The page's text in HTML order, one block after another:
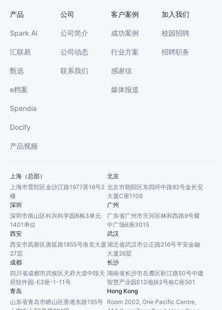
产品
Spark AI
汇联易
甄选
e档案
Spendia
Docify
产品视频
公司
公司简介
公司动态
联系我们
客户案例
成功案例
行业方案
感谢信
媒体报道
加入我们
校园招聘
招聘职务
上海（总部）
上海市普陀区金沙江路1977弄16号2
楼
北京
北京市朝阳区东四环中路82号金长安
大厦C座1106
深圳
深圳市南山区科兴科学园B栋3单元
1401单位
广州
广东省广州市天河区林和西路9号耀
中广场B座3015
西安
西安市高新区唐延路1855号洛克大厦
27层
武汉
湖北省武汉市公正路216号平安金融
大厦26层
成都
四川省成都市武侯区天府大道中段天
府软件园-E3座-1-11号
长沙
湖南省长沙市岳麓区靳江路50号中建
智慧产业园E13地块2号栋C座501
青岛
山东省青岛市崂山区香港东路195号
Hong Kong
Room 2002, One Pacific Centre,